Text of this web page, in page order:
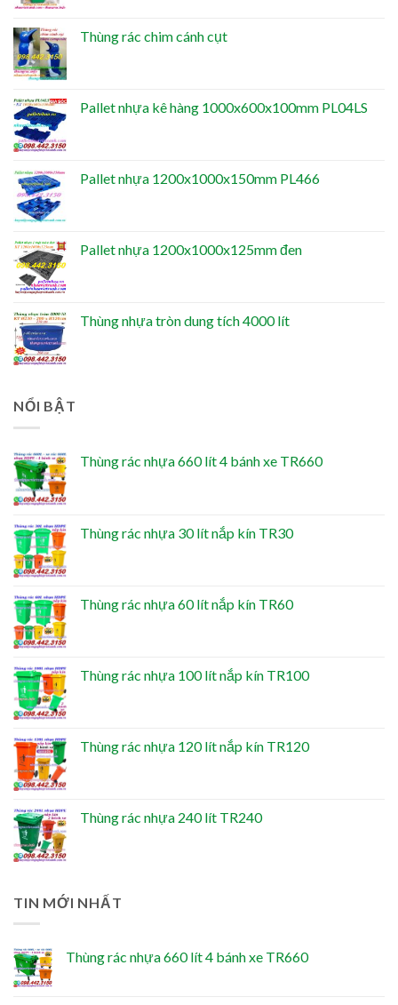
Thùng rác chim cánh cụt
Pallet nhựa kê hàng 1000x600x100mm PL04LS
Pallet nhựa 1200x1000x150mm PL466
Pallet nhựa 1200x1000x125mm đen
Thùng nhựa tròn dung tích 4000 lít
NỔI BẬT
Thùng rác nhựa 660 lít 4 bánh xe TR660
Thùng rác nhựa 30 lít nắp kín TR30
Thùng rác nhựa 60 lít nắp kín TR60
Thùng rác nhựa 100 lít nắp kín TR100
Thùng rác nhựa 120 lít nắp kín TR120
Thùng rác nhựa 240 lít TR240
TIN MỚI NHẤT
Thùng rác nhựa 660 lít 4 bánh xe TR660